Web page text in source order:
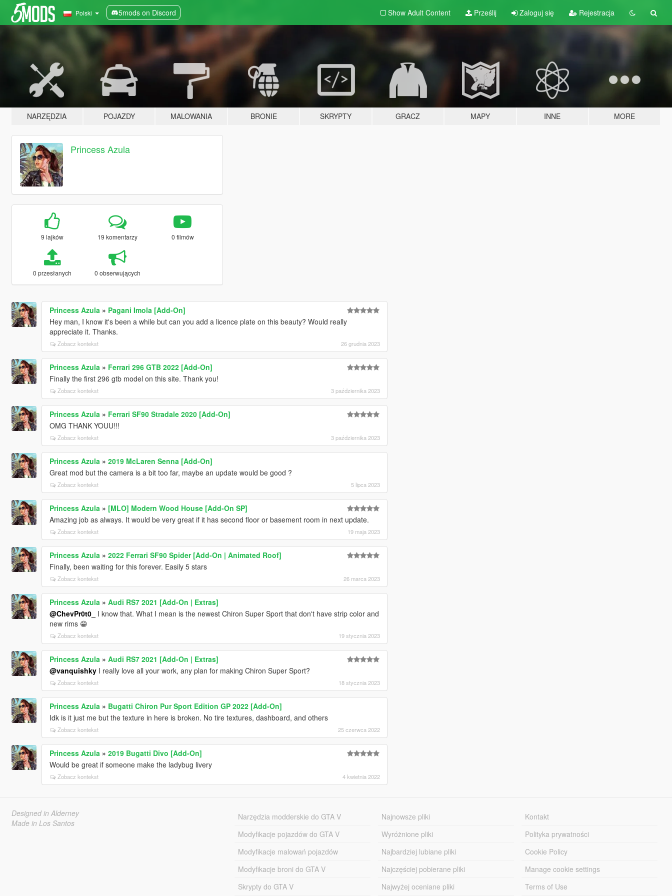
Polski 5mods on Discord Show Adult Content Prześlij Zaloguj się Rejestracja
NARZĘDZIA POJAZDY MALOWANIA BRONIE SKRYPTY GRACZ MAPY INNE MORE
Princess Azula
9 lajków 19 komentarzy 0 filmów
0 przesłanych 0 obserwujących
Princess Azula » Pagani Imola [Add-On]
Hey man, I know it's been a while but can you add a licence plate on this beauty? Would really
appreciate it. Thanks.
Zobacz kontekst 26 grudnia 2023
Princess Azula » Ferrari 296 GTB 2022 [Add-On]
Finally the first 296 gtb model on this site. Thank you!
Zobacz kontekst 3 października 2023
Princess Azula » Ferrari SF90 Stradale 2020 [Add-On]
OMG THANK YOUU!!!
Zobacz kontekst 3 października 2023
Princess Azula » 2019 McLaren Senna [Add-On]
Great mod but the camera is a bit too far, maybe an update would be good ?
Zobacz kontekst 5 lipca 2023
Princess Azula » [MLO] Modern Wood House [Add-On SP]
Amazing job as always. It would be very great if it has second floor or basement room in next update.
Zobacz kontekst 19 maja 2023
Princess Azula » 2022 Ferrari SF90 Spider [Add-On | Animated Roof]
Finally, been waiting for this forever. Easily 5 stars
Zobacz kontekst 26 marca 2023
Princess Azula » Audi RS7 2021 [Add-On | Extras]
@ChevPr0t0_
I know that. What I mean is the newest Chiron Super Sport that don't have strip color and
new rims 😁
Zobacz kontekst 19 stycznia 2023
Princess Azula » Audi RS7 2021 [Add-On | Extras]
@vanquishkyI really love all your work, any plan for making Chiron Super Sport?
Zobacz kontekst 18 stycznia 2023
Princess Azula » Bugatti Chiron Pur Sport Edition GP 2022 [Add-On]
Idk is it just me but the texture in here is broken. No tire textures, dashboard, and others
Zobacz kontekst 25 czerwca 2022
Princess Azula » 2019 Bugatti Divo [Add-On]
Would be great if someone make the ladybug livery
Zobacz kontekst 4 kwietnia 2022
Designed in Alderney
Made in Los Santos
Narzędzia modderskie do GTA V
Modyfikacje pojazdów do GTA V
Modyfikacje malowań pojazdów
Modyfikacje broni do GTA V
Skrypty do GTA V
Najnowsze pliki
Wyróżnione pliki
Najbardziej lubiane pliki
Najczęściej pobierane pliki
Najwyżej oceniane pliki
Kontakt
Polityka prywatności
Cookie Policy
Manage cookie settings
Terms of Use